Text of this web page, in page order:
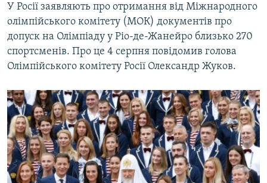
до
пошуку
ПОГЛЯД
ІНТЕРВ'Ю
ВСЕ ЗА ДЕНЬ
СПЕЦПРОЕКТИ
ДЕПОРТАЦІЯ
ВІДЕОУРОКИ «ELIFBE»
СВІДЧЕННЯ ОКУПАЦІЇ
УКРАЇНСЬКА ПРОБЛЕМА КРИМУ
ІНФОГРАФІКА
ЯК ОБІЙТИ БЛОКУВАННЯ
Русский
Qırımtatar
ДОЛУЧАЙСЯ!
У Росії заявляють про отримання від Міжнародного
олімпійського комітету (МОК) документів про
допуск на Олімпіаду у Ріо-де-Жанейро близько 270
спортсменів. Про це 4 серпня повідомив голова
Олімпійського комітету Росії Олександр Жуков.